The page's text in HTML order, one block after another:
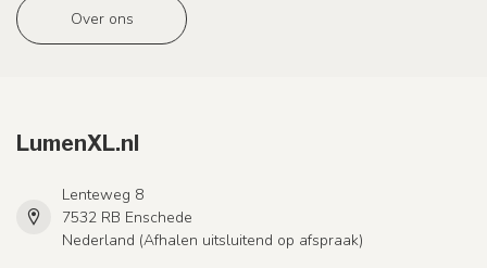
Over ons
LumenXL.nl
Lenteweg 8
7532 RB Enschede
Nederland (Afhalen uitsluitend op afspraak)